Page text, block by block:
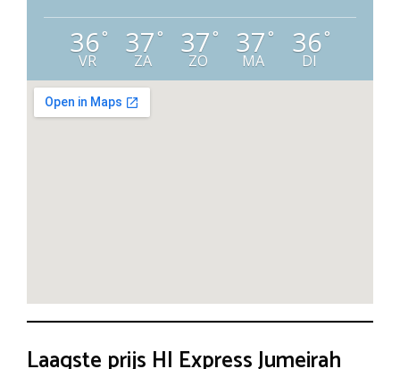
36°
VR
37°
ZA
37°
ZO
37°
MA
36°
DI
Laagste prijs HI Express Jumeirah